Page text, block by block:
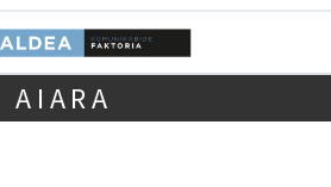
AIARA